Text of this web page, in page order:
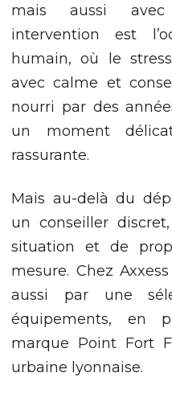
mais aussi avec
intervention est
humain, où le
avec calme et
nourri par des
un moment
rassurante.
Mais au-delà du
un conseiller
situation et de
mesure. Chez
aussi par une
équipements, en
marque Point Fort
urbaine lyonnaise.